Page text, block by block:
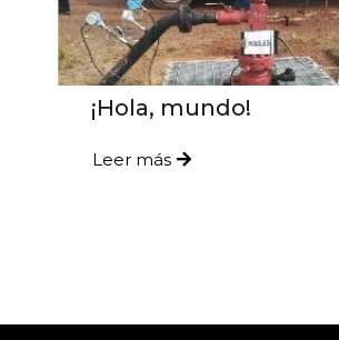
¡Hola, mundo!
Leer más